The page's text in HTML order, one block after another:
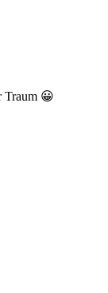
Traum 😀